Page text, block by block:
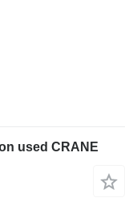
used CRANE